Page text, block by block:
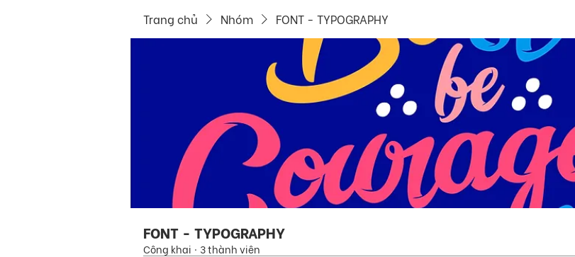
Trang chủ Nhóm FONT - TYPOGRAPHY
FONT - TYPOGRAPHY
Công khai · 3 thành viên